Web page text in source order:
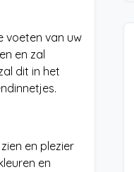
voeten van uw
en zal
dit in het
en plezier
en